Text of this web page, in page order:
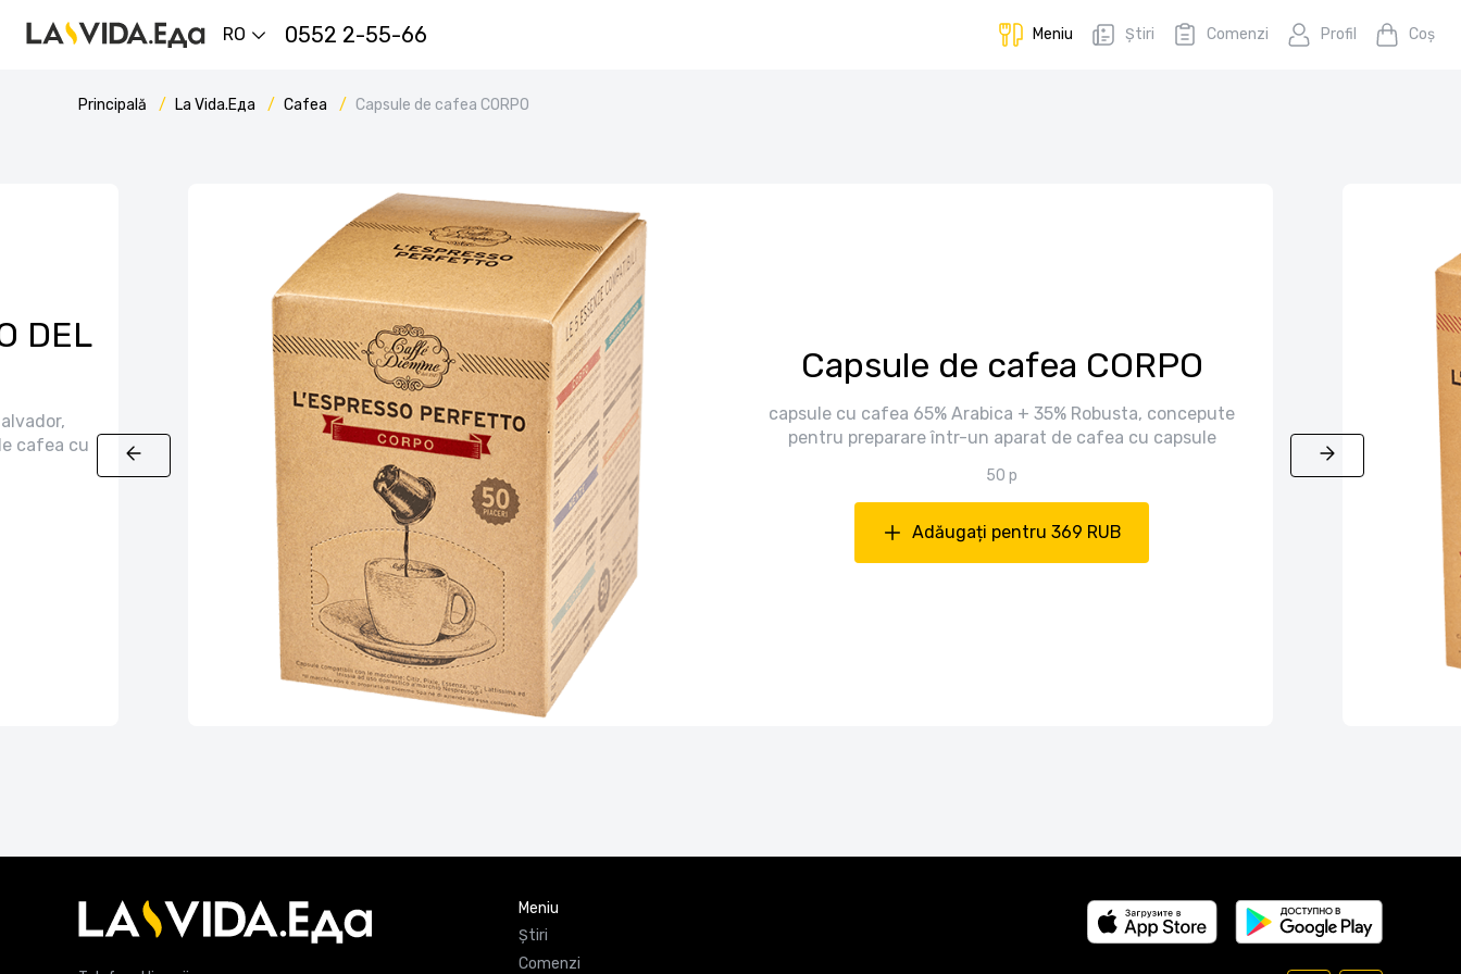
RO 0552 2-55-66 Meniu Știri Comenzi Profil Coş
Principală La Vida.Еда Cafea Capsule de cafea CORPO
DEL
cafea cu
Capsule de cafea CORPO
capsule cu cafea 65% Arabica + 35% Robusta, concepute
pentru preparare într-un aparat de cafea cu capsule
50 p
Adăugați pentru 369 RUB
Meniu
Știri
Comenzi